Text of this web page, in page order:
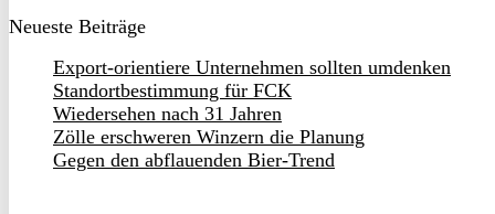
Neueste Beiträge
Export-orientiere Unternehmen sollten umdenken
Standortbestimmung für FCK
Wiedersehen nach 31 Jahren
Zölle erschweren Winzern die Planung
Gegen den abflauenden Bier-Trend